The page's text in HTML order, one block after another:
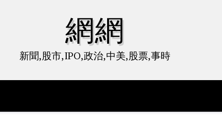
網網
新聞,股市,IPO,政治,中美,股票,事時